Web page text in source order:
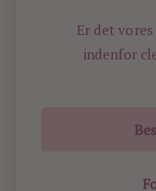
comment.Er det
indenfor